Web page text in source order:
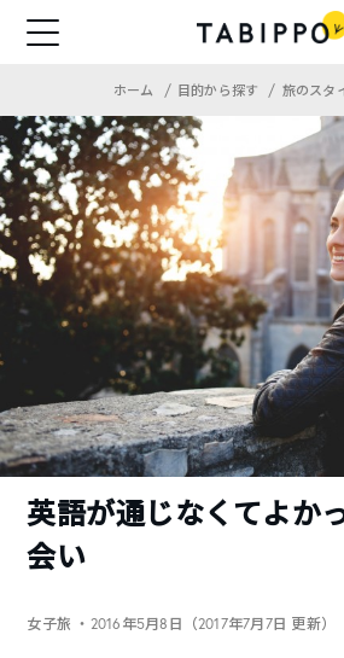
ホーム 目的から探す 旅のスタ
英語が通じなくてよか
会い
女子旅 ・2016年5月8日（2017年7月7日 更新）